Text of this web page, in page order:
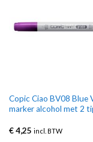
Copic Ciao BV08 Blue
marker alcohol met 2
€4,25 incl. BTW